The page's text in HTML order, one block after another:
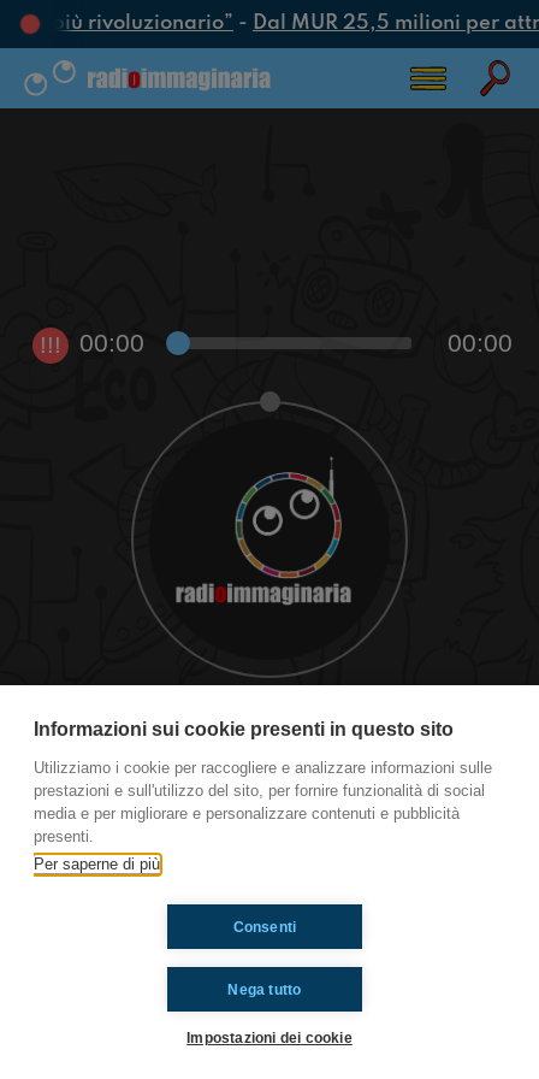
più rivoluzionario”- Dal MUR 25,5 milioni per
!!! 00:00 00:00
#it Fiorella De Cindio
Ti è piaciuto? Condividilo!
Informazioni sui cookie presenti in questo sito
Utilizziamo i cookie per raccogliere e analizzare informazioni sulle
prestazioni e sull'utilizzo del sito, per fornire funzionalità di social
media e per migliorare e personalizzare contenuti e pubblicità
presenti.
Per saperne di più
Nega tutto
Consenti
Impostazioni dei cookie